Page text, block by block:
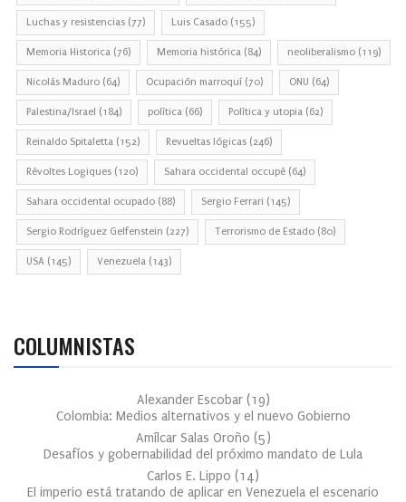
Luchas y resistencias (77) Luis Casado (155)
Memoria Historica (76) Memoria histórica (84) neoliberalismo (119)
Nicolás Maduro (64) Ocupación marroquí (70) ONU (64)
Palestina/Israel (184) política (66) Política y utopia (62)
Reinaldo Spitaletta (152) Revueltas lógicas (246)
Révoltes Logiques (120) Sahara occidental occupé (64)
Sahara occidental ocupado (88) Sergio Ferrari (145)
Sergio Rodríguez Gelfenstein (227) Terrorismo de Estado (80)
USA (145) Venezuela (143)
COLUMNISTAS
Alexander Escobar (19)
Colombia: Medios alternativos y el nuevo Gobierno
Amílcar Salas Oroño (5)
Desafíos y gobernabilidad del próximo mandato de Lula
Carlos E. Lippo (14)
El imperio está tratando de aplicar en Venezuela el escenario